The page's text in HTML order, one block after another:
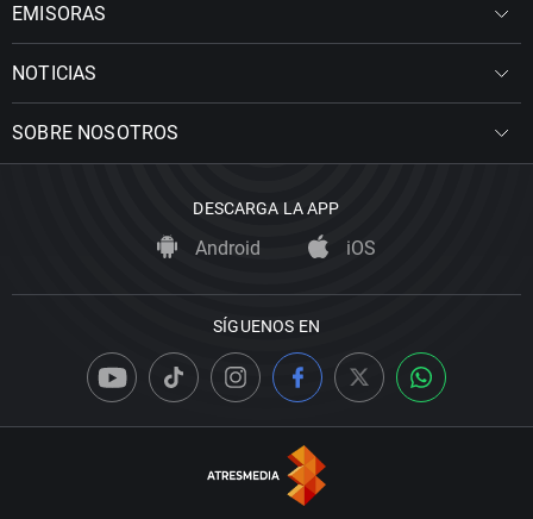
EMISORAS
NOTICIAS
SOBRE NOSOTROS
DESCARGA LA APP
Android iOS
SÍGUENOS EN